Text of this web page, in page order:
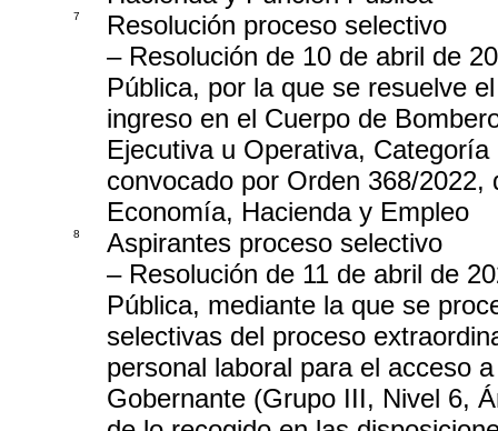
7
Resolución proceso selectivo
– Resolución de 10 de abril de
Pública, por la que se resuelve
ingreso en el Cuerpo de
Ejecutiva u Operativa,
convocado por Orden 368/
Economía, Hacienda y Empleo
8
Aspirantes proceso selectivo
– Resolución de 11 de abril de
Pública, mediante la que se
selectivas del proceso
personal laboral para el acceso
Gobernante (Grupo III, Nivel 6,